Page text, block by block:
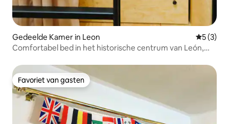
Gedeelde Kamer in Leon
5 (3)
Comfortabel bed in het historische centrum van León,
Favoriet van gasten
Favoriet van gasten